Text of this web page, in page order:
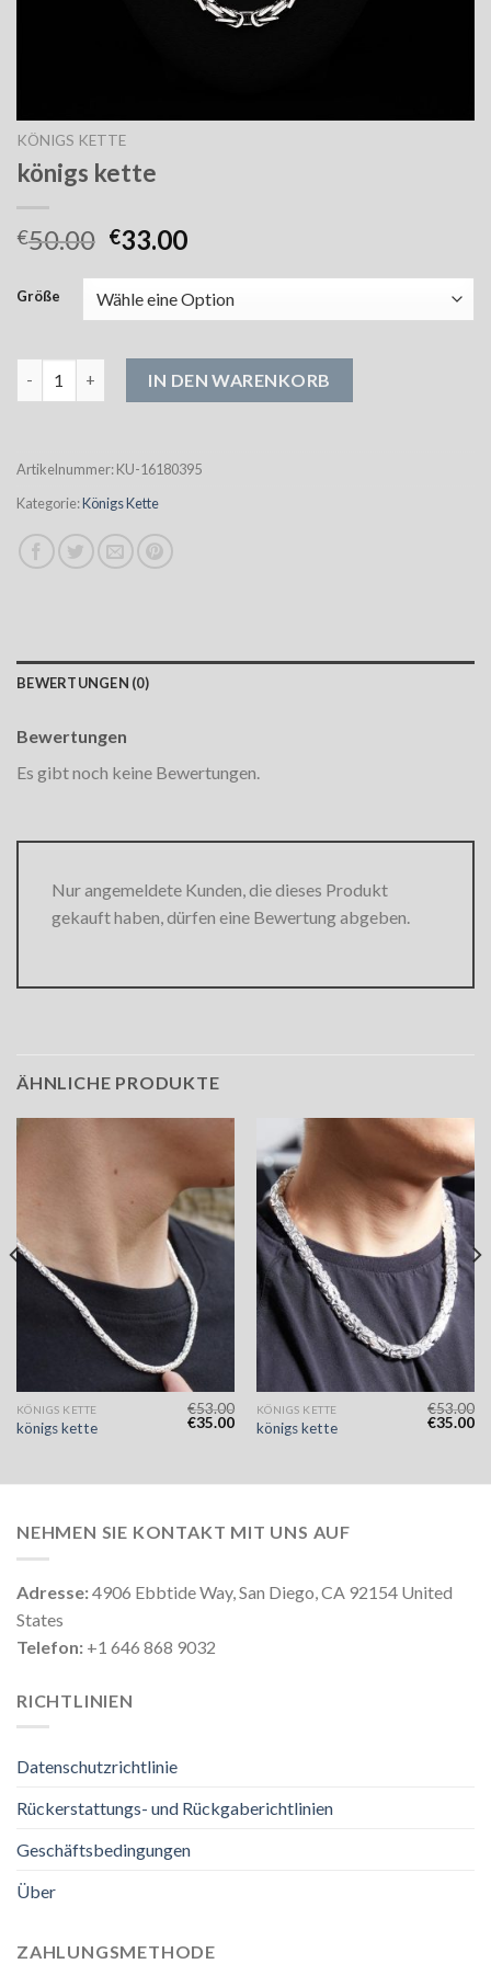
KÖNIGS KETTE
königs kette
€50.00 €33.00
Größe
IN DEN WARENKORB
Artikelnummer:KU-16180395
Kategorie:Königs Kette
BEWERTUNGEN (0)
Bewertungen
Es gibt noch keine Bewertungen.
Nur angemeldete Kunden, die dieses Produkt
gekauft haben, dürfen eine Bewertung abgeben.
ÄHNLICHE PRODUKTE
KÖNIGS KETTE
königs kette
€53.00
€35.00
KÖNIGS KETTE
königs kette
€53.00
€35.00
NEHMEN SIE KONTAKT MIT UNS AUF
Adresse:4906 Ebbtide Way, San Diego, CA 92154 United
States
Telefon: +1 646 868 9032
RICHTLINIEN
Datenschutzrichtlinie
Rückerstattungs- und Rückgaberichtlinien
Geschäftsbedingungen
Über
ZAHLUNGSMETHODE